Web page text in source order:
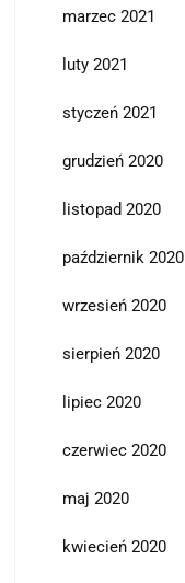
marzec 2021
luty 2021
styczeń 2021
grudzień 2020
listopad 2020
październik 2020
wrzesień 2020
sierpień 2020
lipiec 2020
czerwiec 2020
maj 2020
kwiecień 2020